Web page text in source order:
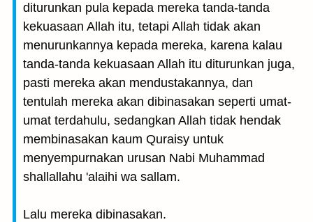
diturunkan pula kepada mereka tanda-tanda
kekuasaan Allah itu, tetapi Allah tidak akan
menurunkannya kepada mereka, karena kalau
tanda-tanda kekuasaan Allah itu diturunkan juga,
pasti mereka akan mendustakannya, dan
tentulah mereka akan dibinasakan seperti umat-
umat terdahulu, sedangkan Allah tidak hendak
membinasakan kaum Quraisy untuk
menyempurnakan urusan Nabi Muhammad
shallallahu 'alaihi wa sallam.
Lalu mereka dibinasakan.